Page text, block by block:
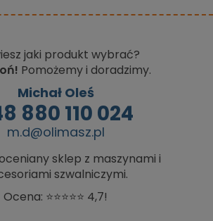
jaki produkt wybrać?
Pomożemy i doradzimy.
Michał Oleś
880 110 024
m.d@olimasz.pl
sklep z maszynami i
szwalniczymi.
Ocena: ⭐⭐⭐⭐⭐ 4,7!